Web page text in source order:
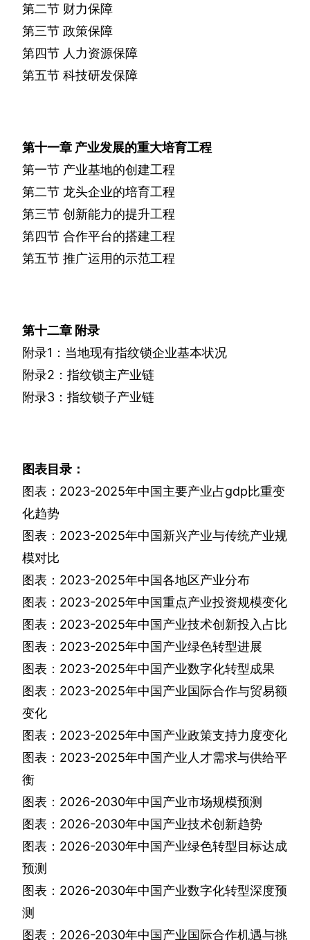
第二节 财力保障
第三节 政策保障
第四节 人力资源保障
第五节 科技研发保障
第十一章 产业发展的重大培育工程
第一节 产业基地的创建工程
第二节 龙头企业的培育工程
第三节 创新能力的提升工程
第四节 合作平台的搭建工程
第五节 推广运用的示范工程
第十二章 附录
附录1 ：当地现有指纹锁企业基本状况
附录2 ：指纹锁主产业链
附录3 ：指纹锁子产业链
图表目录：
图表： 2023-2025年中国主要产业占gdp比重变
化趋势
图表： 2023-2025年中国新兴产业与传统产业规
模对比
图表： 2023-2025年中国各地区产业分布
图表： 2023-2025年中国重点产业投资规模变化
图表： 2023-2025年中国产业技术创新投入占比
图表： 2023-2025年中国产业绿色转型进展
图表： 2023-2025年中国产业数字化转型成果
图表： 2023-2025年中国产业国际合作与贸易额
变化
图表： 2023-2025年中国产业政策支持力度变化
图表： 2023-2025年中国产业人才需求与供给平
衡
图表： 2026-2030年中国产业市场规模预测
图表： 2026-2030年中国产业技术创新趋势
图表： 2026-2030年中国产业绿色转型目标达成
预测
图表： 2026-2030年中国产业数字化转型深度预
测
图表： 2026-2030年中国产业国际合作机遇与挑